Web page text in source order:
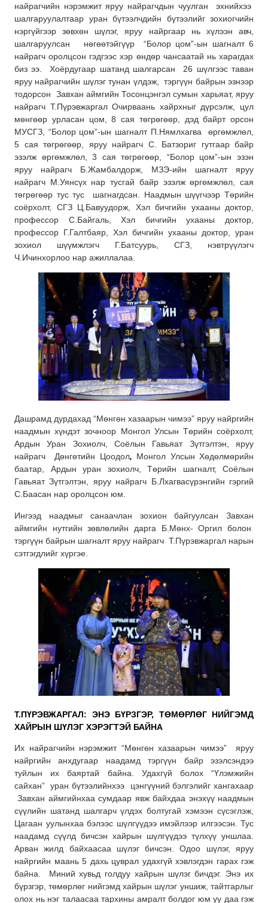
найрагчийн нэрэмжит яруу найрагчдын чуулган эхнийхээ
шалгаруулалтаар уран бүтээлчдийн бүтээлийг зохиогчийн
нэргүйгээр зөвхөн шүлэг, яруу найргаар нь хүлээн авч,
шалгаруулсан нөгөөтэйгүүр “Болор цом”-ын шагналт 6
найрагч оролцсон гэдгээс хэр өндөр чансаатай нь харагдах
биз ээ. Хоёрдугаар шатанд шалгарсан 26 шүлгээс таван
яруу найрагчийн шүлэг тунан үлдэж, тэргүүн байрын эзнээр
тодорсон Завхан аймгийн Тосонцэнгэл сумын харьяат, яруу
найрагч Т.Пүрэвжаргал Очирваань хайрхныг дүрсэлж, цул
мөнгөөр урласан цом, 8 сая төгрөгөөр, дэд байрт орсон
МУСГЗ, “Болор цом”-ын шагналт П.Нямлхагва өргөмжлөл,
5 сая төгрөгөөр, яруу найрагч С. Батзориг гутгаар байр
эзэлж өргөмжлөл, 3 сая төгрөгөөр, “Болор цом”-ын эзэн
яруу найрагч Б.Жамбалдорж, МЗЭ-ийн шагналт яруу
найрагч М.Уянсүх нар тусгай байр эзэлж өргөмжлөл, сая
төгрөгөөр тус тус шагнагдсан. Наадмын шүүгчээр Төрийн
соёрхолт, СГЗ Ц.Бавуудорж, Хэл бичгийн ухааны доктор,
профессор С.Байгаль, Хэл бичгийн ухааны доктор,
профессор Г.Галтбаяр, Хэл бичгийн ухааны доктор, уран
зохиол шүүмжлэгч Г.Батсуурь, СГЗ, нэвтрүүлэгч
Ч.Ичинхорлоо нар ажиллалаа.
Дашрамд дурдахад “Мөнгөн хазаарын чимээ” яруу найргийн
наадмын хүндэт зочноор Монгол Улсын Төрийн соёрхолт,
Ардын Уран Зохиолч, Соёлын Гавьяат Зүтгэлтэн, яруу
найрагч Дөнгөтийн Цоодол, Монгол Улсын Хөдөлмөрийн
баатар, Ардын уран зохиолч, Төрийн шагналт, Соёлын
Гавьяат Зүтгэлтэн, яруу найрагч Б.Лхагвасүрэнгийн гэргий
С.Баасан нар оролцсон юм.
Ингээд наадмыг санаачлан зохион байгуулсан Завхан
аймгийн нутгийн зөвлөлийн дарга Б.Мөнх- Оргил болон
тэргүүн байрын шагналт яруу найрагч Т.Пүрэвжаргал нарын
сэтгэгдлийг хүргэе.
Т.ПҮРЭВЖАРГАЛ: ЭНЭ БҮРЗГЭР, ТӨМӨРЛӨГ НИЙГЭМД
ХАЙРЫН ШҮЛЭГ ХЭРЭГТЭЙ БАЙНА
Их найрагчийн нэрэмжит “Мөнгөн хазаарын чимээ” яруу
найргийн анхдугаар наадамд тэргүүн байр эзэлсэндээ
туйлын их баяртай байна. Удахгүй болох “Үлэмжийн
сайхан” уран бүтээлийнхээ цэнгүүний бэлгэлийг хангахаар
Завхан аймгийнхаа сумдаар явж байхдаа энэхүү наадмын
сүүлийн шатанд шалгарч үлдэх болтугай хэмээн сүсэглэж,
Цагаан уулынхаа бэлээс шүлгүүдээ имэйлээр илгээсэн. Тус
наадамд сүүлд бичсэн хайрын шүлгүүдээ түлхүү уншлаа.
Арван жилд байхаасаа шүлэг бичсэн. Одоо шүлэг, яруу
найргийн маань 5 дахь цуврал удахгүй хэвлэгдэн гарах гэж
байна. Миний хувьд голдуу хайрын шүлэг бичдэг. Энэ их
бүрзгэр, төмөрлөг нийгэмд хайрын шүлэг уншиж, тайтгарлыг
олох нь нэг талаасаа тархины амралт болдог юм уу даа гэж